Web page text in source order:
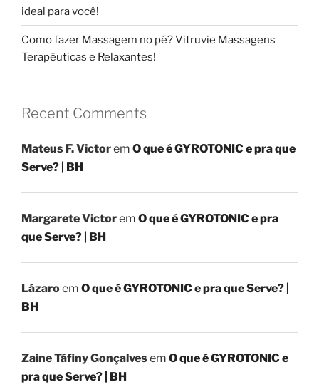
ideal para você!
Como fazer Massagem no pé? Vitruvie Massagens
Terapêuticas e Relaxantes!
Recent Comments
Mateus F. Victorem O que é GYROTONIC e pra que
Serve? | BH
Margarete Victorem O que é GYROTONIC e pra
que Serve? | BH
Lázaroem O que é GYROTONIC e pra que Serve? |
BH
Zaine Táfiny Gonçalvesem O que é GYROTONIC e
pra que Serve? | BH